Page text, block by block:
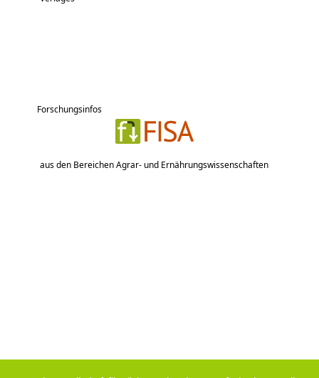
Forschungsinfos
aus den Bereichen Agrar- und Ernährungswissenschaften